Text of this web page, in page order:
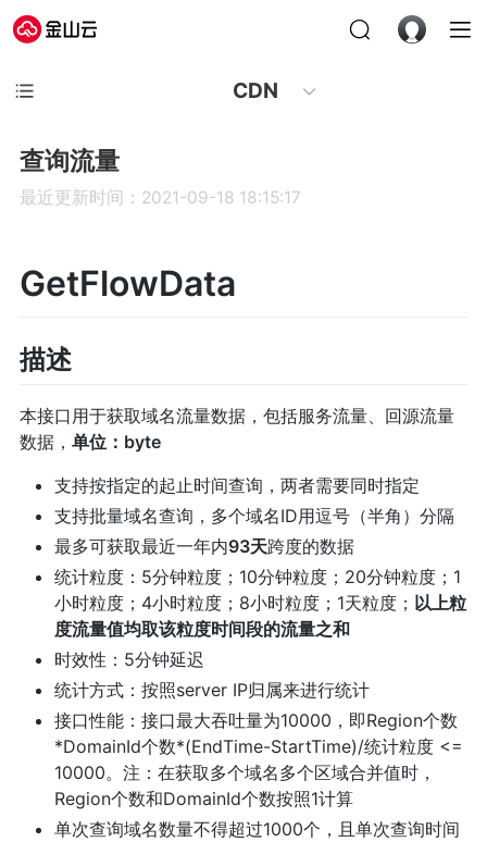
CDN
查询流量
最近更新时间：2021-09-18 18:15:17
GetFlowData
描述
本接口用于获取域名流量数据，包括服务流量、回源流量
数据， 单位：byte
支持按指定的起止时间查询，两者需要同时指定
支持批量域名查询，多个域名ID用逗号（半角）分隔
最多可获取最近一年内93天跨度的数据
统计粒度：5分钟粒度；10分钟粒度；20分钟粒度；1
小时粒度；4小时粒度；8小时粒度；1天粒度； 以上粒
度流量值均取该粒度时间段的流量之和
时效性：5分钟延迟
统计方式：按照server IP归属来进行统计
接口性能：接口最大吞吐量为10000，即Region个数
*DomainId个数*(EndTime-StartTime)/统计粒度 <=
10000。注：在获取多个域名多个区域合并值时，
Region个数和DomainId个数按照1计算
单次查询域名数量不得超过1000个，且单次查询时间